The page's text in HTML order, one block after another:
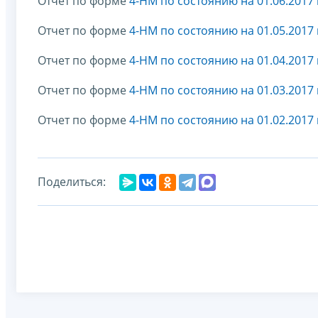
Отчет по форме4-НМ по состоянию на 01.05.2017
Отчет по форме4-НМ по состоянию на 01.04.2017
Отчет по форме4-НМ по состоянию на 01.03.2017
Отчет по форме4-НМ по состоянию на 01.02.2017
Поделиться: